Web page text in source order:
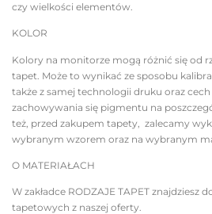
czy wielkości elementów.
KOLOR
Kolory na monitorze mogą różnić się od
tapet. Może to wynikać ze sposobu
także z samej technologii druku oraz
zachowywania się pigmentu na
też, przed zakupem tapety, zalecamy
wybranym wzorem oraz na wybranym
O MATERIAŁACH
W zakładce RODZAJE TAPET znajdziesz
tapetowych z naszej oferty.